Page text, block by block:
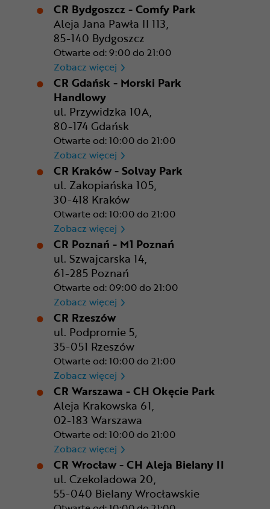
CR Bydgoszcz - Comfy Park
Aleja Jana Pawła II 113,
85-140 Bydgoszcz
Otwarte od: 9:00 do 21:00
Zobacz więcej CR Bydgoszcz - Comfy Park
CR Gdańsk - Morski Park
Handlowy
ul. Przywidzka 10A,
80-174 Gdańsk
Otwarte od: 10:00 do 21:00
Zobacz więcej CR Gdańsk - Morski Park
CR Kraków - Solvay Park
ul. Zakopiańska 105,
30-418 Kraków
Otwarte od: 10:00 do 21:00
Zobacz więcej CR Kraków - Solvay Park
CR Poznań - M1 Poznań
ul. Szwajcarska 14,
61-285 Poznań
Otwarte od: 09:00 do 21:00
Zobacz więcej CR Poznań - M1 Poznań
CR Rzeszów
ul. Podpromie 5,
35-051 Rzeszów
Otwarte od: 10:00 do 21:00
Zobacz więcej CR Rzeszów
CR Warszawa - CH Okęcie Park
Aleja Krakowska 61,
02-183 Warszawa
Otwarte od: 10:00 do 21:00
Zobacz więcej CR Warszawa - CH Okęcie
CR Wrocław - CH Aleja Bielany II
ul. Czekoladowa 20,
55-040 Bielany Wrocławskie